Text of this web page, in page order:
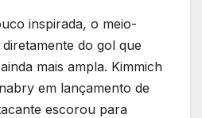
inspirada, o meio-
do gol que
mais ampla. Kimmich
em lançamento de
escorou para